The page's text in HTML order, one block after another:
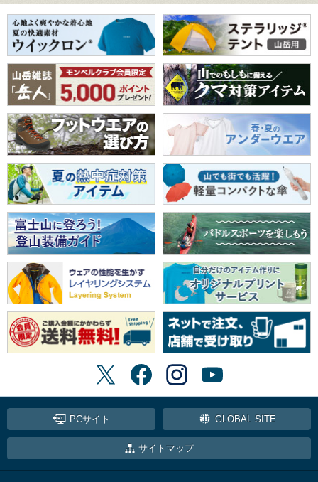
PCサイト GLOBAL SITE
サイトマップ